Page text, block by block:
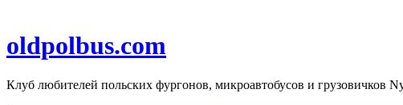
oldpolbus.com
Клуб любителей польских фургонов, микроавтобусов и грузовичков